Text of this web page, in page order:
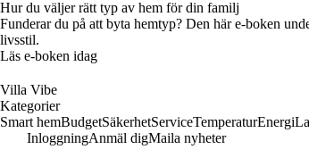
Hur du väljer rätt typ av hem för din familj
Funderar du på att byta hemtyp? Den här e-boken
livsstil.
Läs e-boken idag
Villa Vibe
Kategorier
Smart hemBudgetSäkerhetServiceTemperaturEnergi
InloggningAnmäl digMaila nyheter